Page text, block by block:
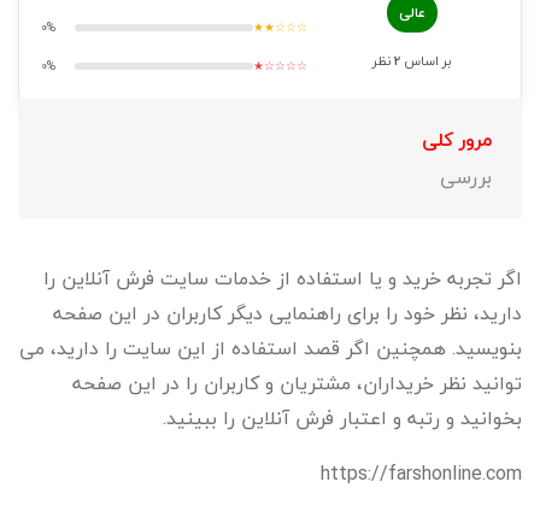
عالی
بر اساس2نظر
★★☆☆☆
0%
★☆☆☆☆
0%
مرور کلی
بررسی
اگر تجربه خرید و یا استفاده از خدمات سایت فرش آنلاین را
دارید، نظر خود را برای راهنمایی دیگر کاربران در این صفحه
بنویسید. همچنین اگر قصد استفاده از این سایت را دارید، می
توانید نظر خریداران، مشتریان و کاربران را در این صفحه
بخوانید و رتبه و اعتبار فرش آنلاین را ببینید.
https://farshonline.com